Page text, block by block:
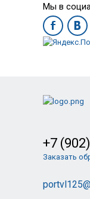
Мы в
+7
Заказать